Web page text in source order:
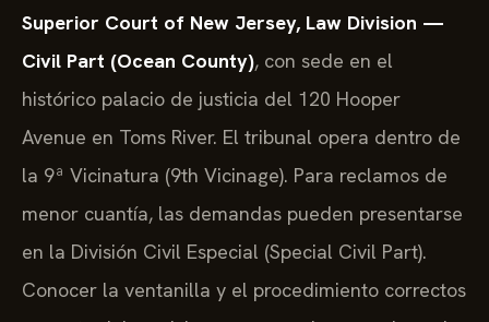
Superior Court of New Jersey, Law Division —
Civil Part (Ocean County), con sede en el
histórico palacio de justicia del 120 Hooper
Avenue en Toms River. El tribunal opera dentro de
la 9ª Vicinatura (9th Vicinage). Para reclamos de
menor cuantía, las demandas pueden presentarse
en la División Civil Especial (Special Civil Part).
Conocer la ventanilla y el procedimiento correctos